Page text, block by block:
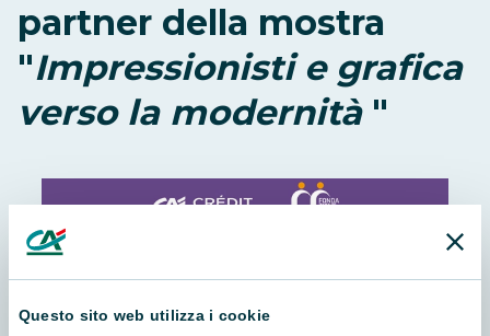
Questo sito web utilizza i cookie
partner della mostra
"Impressionisti e grafica
verso la modernità"